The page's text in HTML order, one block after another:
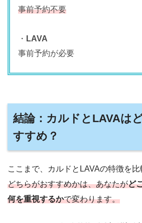
事前予約不要
・ LAVA
事前予約が必要
結論：カルドとLAVAは
すすめ？
ここまで、カルドとLAVAの特徴を比
どちらがおすすめかは、あなたがど
何を重視するかで変わります。